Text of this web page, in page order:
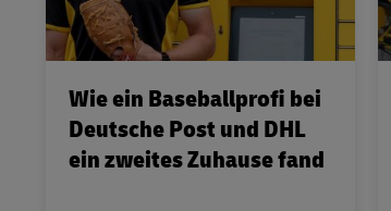
Wie ein Baseballprofi bei
Deutsche Post und DHL
ein zweites Zuhause fand